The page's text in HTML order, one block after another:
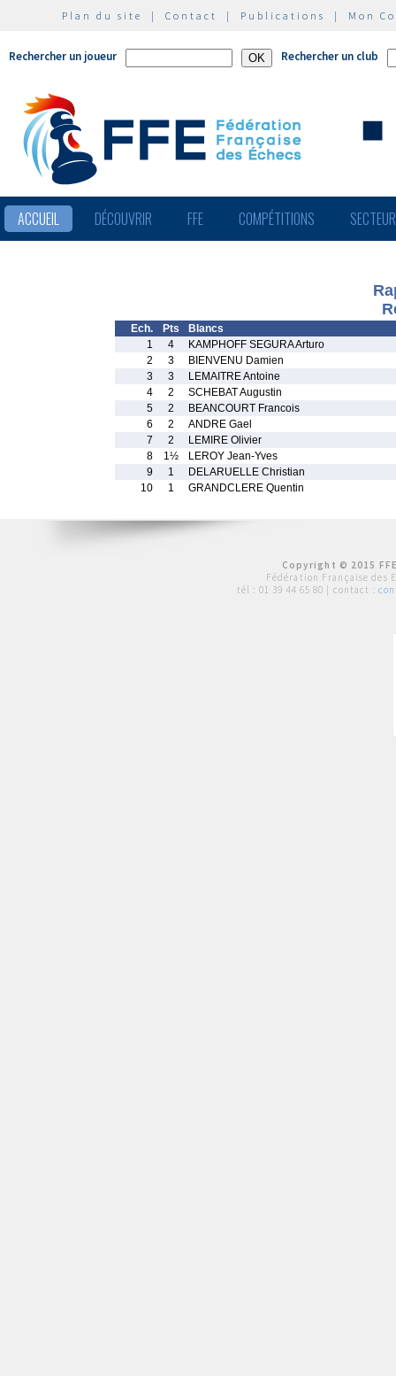
Plan du site | Contact | Publications | Mon
Rechercher un joueur Rechercher un club
ACCUEIL DÉCOUVRIR FFE COMPÉTITIONS
Ech. Pts
Blancs
1
4
KAMPHOFF SEGURA Arturo
2
3
BIENVENU Damien
3
3
LEMAITRE Antoine
4
2
SCHEBAT Augustin
5
2
BEANCOURT Francois
6
2
ANDRE Gael
7
2
LEMIRE Olivier
8
1½
LEROY Jean-Yves
9
1
DELARUELLE Christian
10
1 GRANDCLERE Quentin
Copyright © 2015
Fédération Française des
tél : 01 39 44 65 80 | contact :